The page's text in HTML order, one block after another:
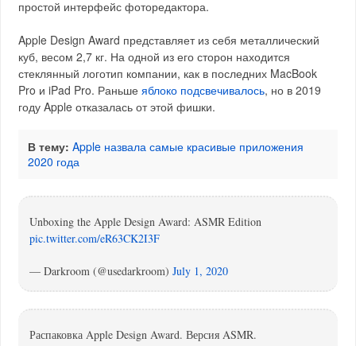
простой интерфейс фоторедактора.
Apple Design Award представляет из себя металлический
куб, весом 2,7 кг. На одной из его сторон находится
стеклянный логотип компании, как в последних MacBook
Pro и iPad Pro. Раньшеяблоко подсвечивалось, но в 2019
году Apple отказалась от этой фишки.
В тему: Apple назвала самые красивые приложения
2020 года
Unboxing the Apple Design Award: ASMR Edition
pic.twitter.com/eR63CK2I3F
— Darkroom (@usedarkroom)July 1, 2020
Распаковка Apple Design Award. Версия ASMR.